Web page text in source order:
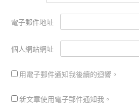
電子郵件地址
個人網站網址
用電子郵件通知我後續的迴響。
新文章使用電子郵件通知我。